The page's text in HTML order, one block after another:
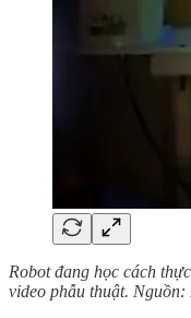
Robot đang học cách
video phẫu thuật.